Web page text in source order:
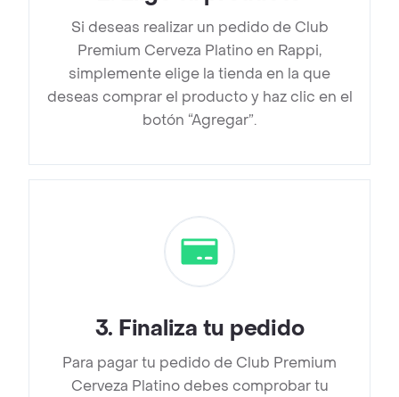
Si deseas realizar un pedido de Club
Premium Cerveza Platino en Rappi,
simplemente elige la tienda en la que
deseas comprar el producto y haz clic en el
botón “Agregar”.
3. Finaliza tu pedido
Para pagar tu pedido de Club Premium
Cerveza Platino debes comprobar tu